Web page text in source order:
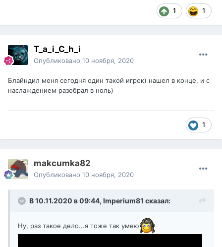
1 1
T_a_i_C_h_i
Опубликовано 10 ноября, 2020
Блайндил меня сегодня один такой игрок) нашел в конце, и с
наслаждением разобрал в ноль)
1
makcumka82
Опубликовано 10 ноября, 2020
В 10.11.2020 в 09:44, Imperium81 сказал:
Ну, раз такое дело...я тоже так умею